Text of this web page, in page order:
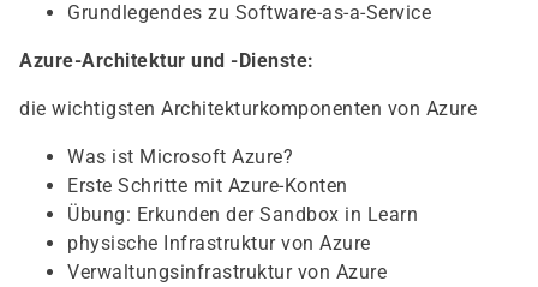
Grundlegendes zu Software-as-a-Service
Azure-Architektur und -Dienste:
die wichtigsten Architekturkomponenten von Azure
Was ist Microsoft Azure?
Erste Schritte mit Azure-Konten
Übung: Erkunden der Sandbox in Learn
physische Infrastruktur von Azure
Verwaltungsinfrastruktur von Azure